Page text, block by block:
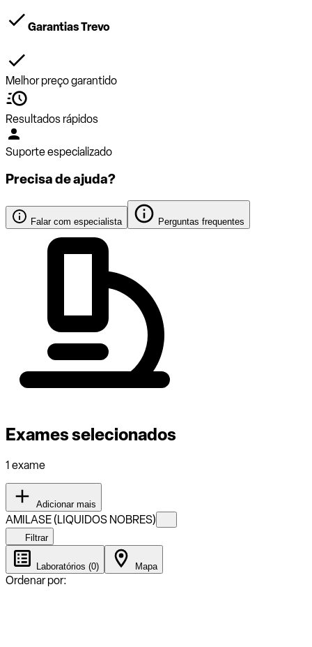
Garantias Trevo
Melhor preço garantido
Resultados rápidos
Suporte especializado
Precisa de ajuda?
Falar com especialista Perguntas frequentes
Exames selecionados
1 exame
Adicionar mais
AMILASE (LIQUIDOS NOBRES)
Filtrar
Laboratórios (0) Mapa
Ordenar por: